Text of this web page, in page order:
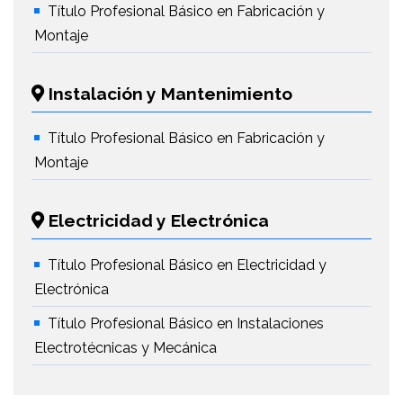
Título Profesional Básico en Fabricación y
Montaje
Instalación y Mantenimiento
Título Profesional Básico en Fabricación y
Montaje
Electricidad y Electrónica
Título Profesional Básico en Electricidad y
Electrónica
Título Profesional Básico en Instalaciones
Electrotécnicas y Mecánica